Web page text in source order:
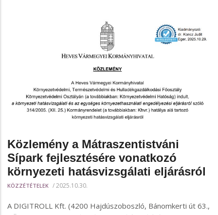
Közlemény a Mátraszentistváni
Sípark fejlesztésére vonatkozó
környezeti hatásvizsgálati eljárásról
KÖZZÉTÉTELEK /2025.10.30.
A DIGITROLL Kft. (4200 Hajdúszoboszló, Bánomkerti út 63.,